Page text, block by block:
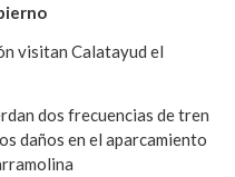
visitan Calatayud el
dos frecuencias de tren
daños en el aparcamiento